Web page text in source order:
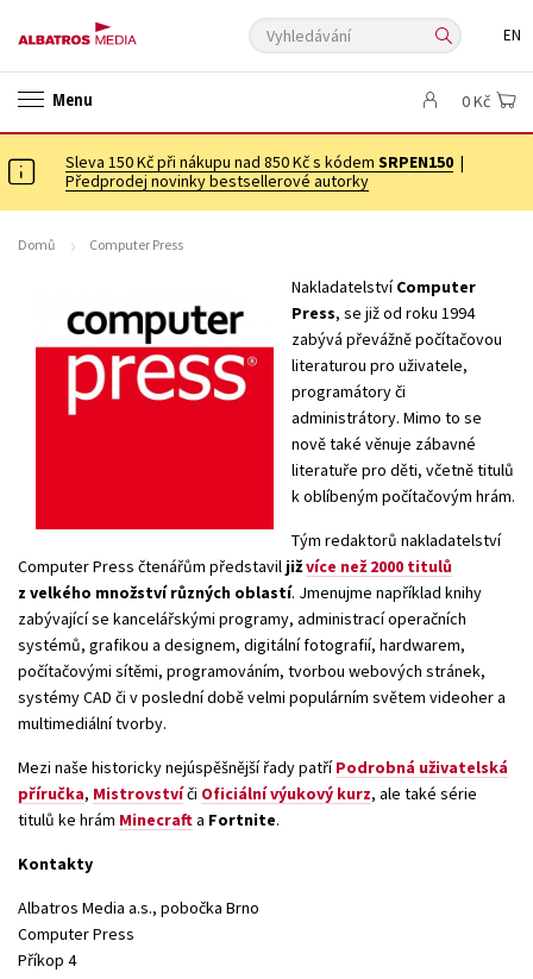
Vyhledávání EN
Menu
✉️ DÁRKOVÉ POUKAZY
Auto - moto
Beletrie pro děti
Dárkové publikace
Historie a military Hobby
Jazyky
Kalendáře
Kariéra a osobní rozvoj Komiks
Křížovky
Kuchařky
New Adult Ostatní Počítače
Poezie
Populárně - naučná pro dospělé
Populárně - naučné pro děti
Příroda a zahrada
Přírodní vědy
Technika a věda
Učebnice
Umění a kultura
Výchova a pedagogika
Young adult (SK)
Zahraniční literatura Zdraví a životní styl
Všechny tituly
0 Kč
Sleva 150 Kč při nákupu nad 850 Kč s kódem SRPEN150 |
Předprodej novinky bestsellerové autorky
Domů Computer Press
NakladatelstvíComputer
Press, se již od roku 1994
zabývá převážně počítačovou
literaturou pro uživatele,
programátory či
administrátory. Mimo to se
nově také věnuje zábavné
literatuře pro děti, včetně titulů
k oblíbeným počítačovým hrám.
Tým redaktorů nakladatelství
Computer Press čtenářům představil jižvíce než 2000 titulů
z velkého množství různých oblastí. Jmenujme například knihy
zabývající se kancelářskými programy, administrací operačních
systémů, grafikou a designem, digitální fotografií, hardwarem,
počítačovými sítěmi, programováním, tvorbou webových stránek,
systémy CAD či v poslední době velmi populárním světem videoher a
multimediální tvorby.
Mezi naše historicky nejúspěšnější řady patříPodrobná uživatelská
příručka, Mistrovstvíči Oficiální výukový kurz, ale také série
titulů ke hrám Minecrafta Fortnite.
Kontakty
Albatros Media a.s., pobočka Brno
Computer Press
Příkop 4